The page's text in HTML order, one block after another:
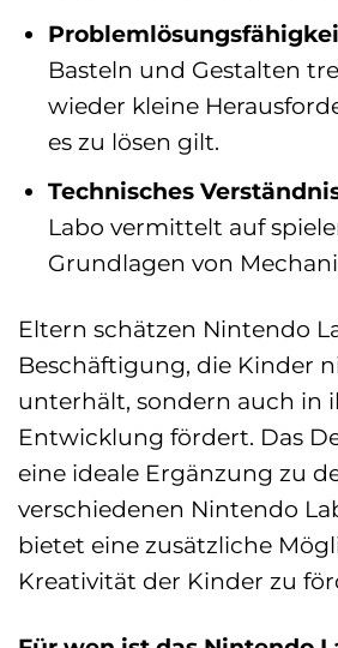
Basteln und Gestalten
wieder kleine
es zu lösen gilt.
Technisches
Labo vermittelt auf
Grundlagen von
Eltern schätzen Nintendo
Beschäftigung, die Kinder
unterhält, sondern auch in
Entwicklung fördert. Das
eine ideale Ergänzung zu
verschiedenen Nintendo
bietet eine zusätzliche
Kreativität der Kinder zu